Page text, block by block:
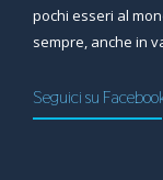
pochi esseri al
sempre, anche in
Seguici su